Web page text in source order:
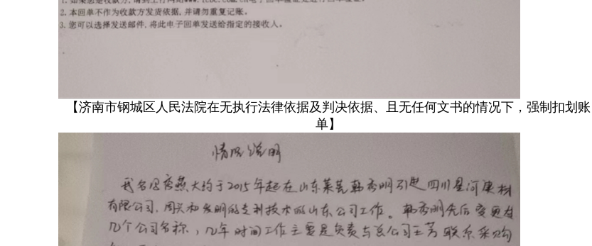
【济南市钢城区人民法院在无执行法律依据及判决依据、且无任何文书的情况下，强制扣划账
单】